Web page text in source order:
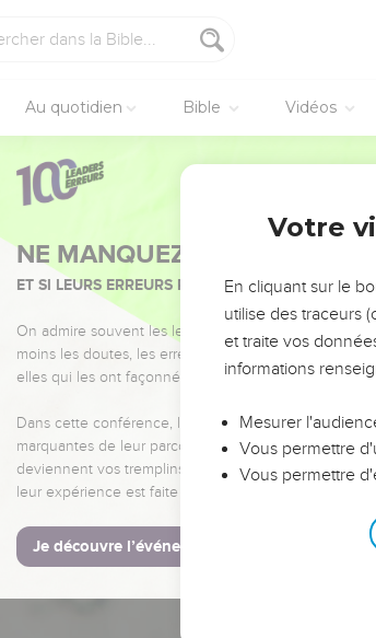
Au quotidien Bible Vidéos
NE MANQUEZ PAS
ET SI LEURS ERREURS POUVAIENT VOUS ÉVITER
On admire souvent les leaders pour leurs réussites,
moins les doutes, les erreurs et les saisons difficiles
elles qui les ont façonnés.
Dans cette conférence, leaders, entrepreneurs, et
marquantes de leur parcours et les clés pour
deviennent vos tremplins. Que vous guidiez un
leur expérience est faite pour vous.
Je découvre l’événement
Votre
En cliquant sur le
utilise des traceurs
et traite vos
informations
Mesurer
Vous permettre
Vous permettre